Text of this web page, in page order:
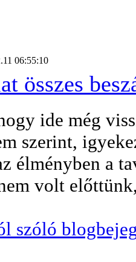
06:55:10
összes
ide még
szerint,
élményben a
volt
szóló